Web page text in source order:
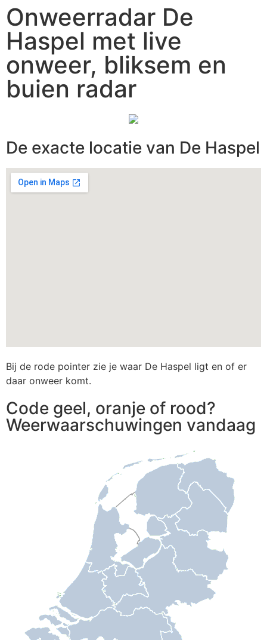
Onweerradar De
Haspel met live
onweer, bliksem en
buien radar
De exacte locatie van De Haspel
Bij de rode pointer zie je waar De Haspel ligt en of er
daar onweer komt.
Code geel, oranje of rood?
Weerwaarschuwingen vandaag